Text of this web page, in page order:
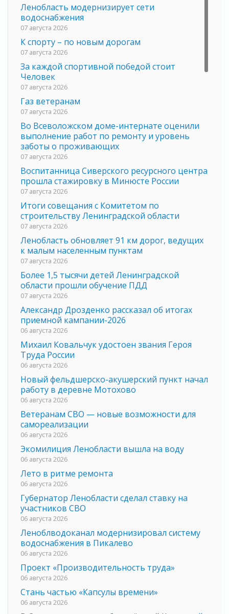
Ленобласть модернизирует сети
водоснабжения
07 августа 2026
К спорту – по новым дорогам
07 августа 2026
За каждой спортивной победой стоит
Человек
07 августа 2026
Газ ветеранам
07 августа 2026
Во Всеволожском доме-интернате оценили
выполнение работ по ремонту и уровень
заботы о проживающих
07 августа 2026
Воспитанница Сиверского ресурсного центра
прошла стажировку в Минюсте России
07 августа 2026
Итоги совещания с Комитетом по
строительству Ленинградской области
07 августа 2026
Ленобласть обновляет 91 км дорог, ведущих
к малым населенным пунктам
07 августа 2026
Более 1,5 тысячи детей Ленинградской
области прошли обучение ПДД
07 августа 2026
Александр Дрозденко рассказал об итогах
приемной кампании-2026
06 августа 2026
Михаил Ковальчук удостоен звания Героя
Труда России
06 августа 2026
Новый фельдшерско-акушерский пункт начал
работу в деревне Мотохово
06 августа 2026
Ветеранам СВО — новые возможности для
самореализации
06 августа 2026
Экомилиция Ленобласти вышла на воду
06 августа 2026
Лето в ритме ремонта
06 августа 2026
Губернатор Ленобласти сделал ставку на
участников СВО
06 августа 2026
Леноблводоканал модернизировал систему
водоснабжения в Пикалево
06 августа 2026
Проект «Производительность труда»
06 августа 2026
Стань частью «Капсулы времени»
06 августа 2026